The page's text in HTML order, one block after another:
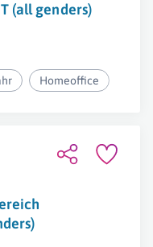
(all genders)
Homeoffice